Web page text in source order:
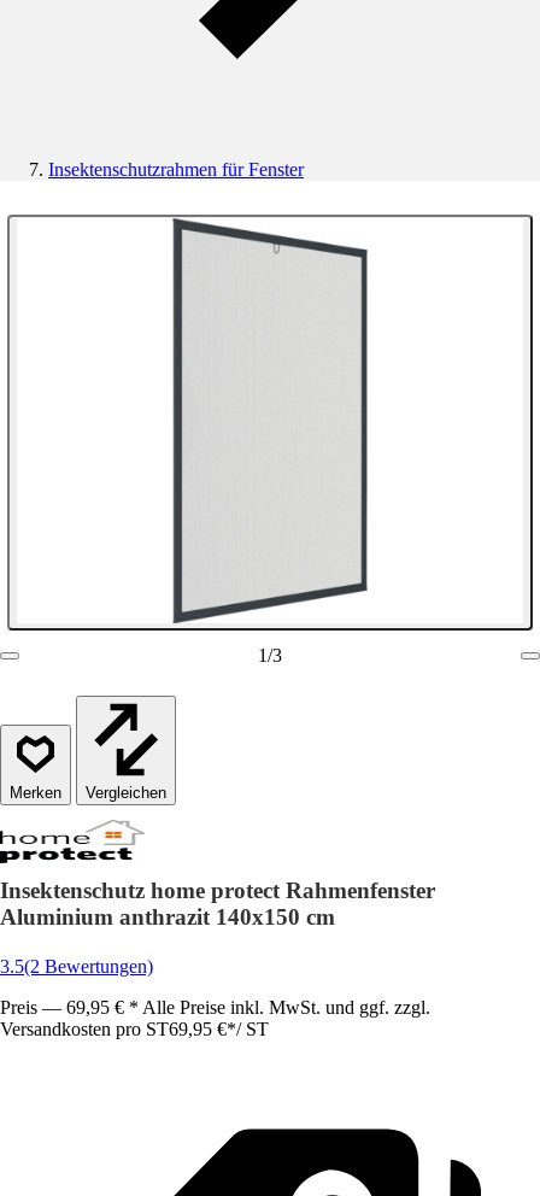
Insektenschutzrahmen für Fenster
1/3
Vergleichen
Insektenschutz home protect Rahmenfenster
Aluminium anthrazit 140x150 cm
3.5(2 Bewertungen)
Preis — 69,95 € * Alle Preise inkl. MwSt. und ggf. zzgl.
Versandkosten pro ST69,95 €*/ ST